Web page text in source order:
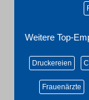
Weitere Top-
Druckereien
Frauenärzte